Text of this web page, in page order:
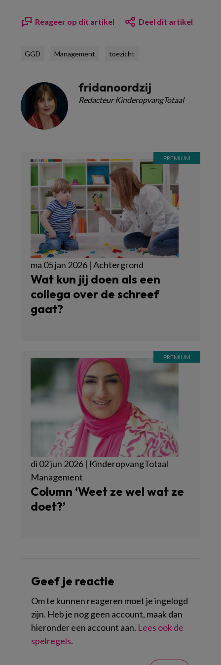
Reageer op dit artikel Deel dit artikel
GGD Management toezicht
fridanoordzij
Redacteur KinderopvangTotaal
ma 05 jan 2026 | Achtergrond
Wat kun jij doen als een
collega over de schreef
gaat?
di 02 jun 2026 | KinderopvangTotaal
Management
Column ‘Weet ze wel wat ze
doet?’
Geef je reactie
Om te kunnen reageren moet je ingelogd
zijn. Heb je nog geen account, maak dan
hieronder een account aan. Lees ook de
spelregels.